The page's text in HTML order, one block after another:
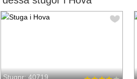
Stugnr: 40719